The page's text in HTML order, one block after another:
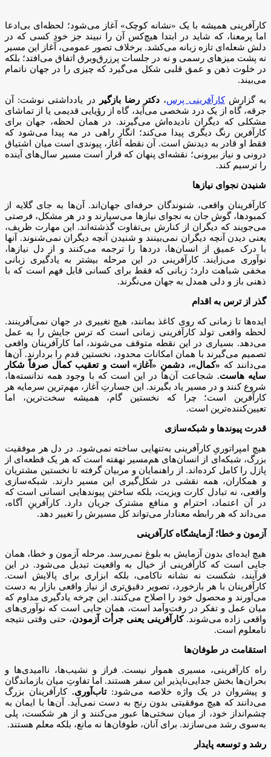
کارآفرینی همیشه با یک «نشانه کوچک» آغاز می‌شود؛ لحظه‌ای بی‌ادعا
اما پرمعنا، که شاید در ابتدا هیچ‌کس آن را نبیند جز خودِ کسی که در
دلش شعله‌ای تازه زبانه می‌کشد. برخلاف تصور عمومی، آغاز این مسیر
نه پشت میزهای رسمی و نه در جلسات پرزرق‌وبرق اتفاق می‌افتد؛ بلکه
در خلوت ذهن و عمق قلبی شکل می‌گیرد که چیزی را در جهان ناتمام
می‌بیند.
به گزارشکارآفرینی پرس، دکتر رضا بازگیر
در یادداشتی نوشت: آن
جرقه، گاه از یک درد شخصی می‌آید، گاه از رؤیایی قدیمی یا از تماشای
مشکلی که دیگران نادیده‌اش می‌گیرند. در همان لحظه، جهان برای
کارآفرین رنگ دیگری پیدا می‌کند؛ انگار راهی در مه پیدا می‌شود که
فقط او قادر به دیدنش است. آن نقطه آغاز، پیوندی است میان اشتیاق
درونی و نیاز بیرونی؛ نقشه‌ای پنهان که قرار است مسیر سال‌های آینده
را ترسیم کند.
شنیدن نجوای نیازها
کارآفرینان واقعی، شنوندگان حرفه‌ای جهان‌اند. آن‌ها به جای گلایه از
کمبودها، گوش جان به نجوای نیازها می‌سپارند و در هر مشکل، فرصتی
می‌جویند که دیگران از کنارش بی‌تفاوت گذشته‌اند. این مهارت ظریف،
یعنی دیدن آنچه دیگران نمی‌بینند و شنیدن آنچه دیگران نمی‌شنوند. آنها
با درک عمیق از انسان‌ها، دردها را ترجمه می‌کنند و از دل نیازها،
نوآوری می‌زایند. کارآفرینی در این مرحله بیشتر به یادگیری زبانی
مخفی شباهت دارد؛ زبانی که فقط برای کسانی قابل فهم است که با
ذهنی باز و دلی همدل به جهان می‌نگرند.
گذر از ترس به اقدام
ایده‌ها تا زمانی که روی کاغذ بمانند، هیچ تغییری در جهان نمی‌آفرینند.
لحظه‌ واقعی تولد کارآفرینی زمانی است که ترس جایش را به عمل
می‌دهد. بسیاری در این نقطه متوقف می‌شوند، اما کارآفرینان واقعی
تصمیم می‌گیرند با همان امکانات محدود، نخستین قدم را بردارند. آن‌ها
می‌دانند که «کمال»، دشمنِ «آغاز» است و تعقیب کمال صرفاً شکار
سایه هاست. شجاعت آن‌ها در این است که با وجود همه‌ ندانسته‌ها،
شروع کنند و در مسیر یاد بگیرند. این جسارتِ آغاز، مهم‌ترین سرمایه‌ هر
کارآفرین است؛ چرا که نخستین گام، همیشه سخت‌ترین، اما
تعیین‌کننده‌ترین است.
قدرت پیوندها و شبکه‌سازی
هیچ امپراتوریِ کارآفرینی به‌تنهایی ساخته نمی‌شود. در دل هر موفقیت
بزرگ، شبکه‌ای از انسان‌های هم‌مسیر نهفته است که هر یک قطعه‌ای از
پازل را کامل کرده‌اند. از راهنمایان و مربیان گرفته تا نخستین مشتریان
و همکاران، همه نقشی در شکل‌گیری این مسیر دارند. شبکه‌سازی
واقعی، نه تبادل کارت ویزیت، بلکه ساختن پیوندهایی انسانی است که
در آن اعتماد، احترام و منافع مشترک جریان دارد. کارآفرینِ آگاه،
می‌داند که هر رابطه‌ معنادار می‌تواند کل مسیرش را تغییر دهد.
آزمون و خطا؛ آزمایشگاه کارآفرینی
هیچ ایده‌ای بدون آزمایش به بلوغ نمی‌رسد. مرحله‌ آزمون و خطا، همان
جایی است که کارآفرینی از خیال به واقعیت تبدیل می‌شود. در این
فرآیند، شکست نه نشانه‌ ناکامی، بلکه ابزاری برای پالایش است.
کارآفرینان با هر بازخورد، تصویر دقیق‌تری از نیاز واقعی بازار به دست
می‌آورند و محصول خود را اصلاح می‌کنند. این چرخه‌ یادگیری مداوم که
میان عمل و تفکر در رفت‌وآمد است، همان جایی است که نوآوری‌های
واقعی زاده می‌شوند.کارآفرینی یعنی جرأت آزمودن، حتی وقتی نتیجه
نامعلوم است.
استقامت در طوفان‌ها
راه کارآفرینی، مسیری هموار نیست. فراز و نشیب‌ها، ناامیدی‌ها و
بحران‌ها بخش جدایی‌ناپذیر این سفر هستند. اما تفاوتِ میان بازماندگان
و پیشروان در یک واژه خلاصه می‌شود:تاب‌آوری. کارآفرینان بزرگ
می‌دانند که هیچ موفقیتی بدون رنج به دست نمی‌آید. آن‌ها با ایمان به
چشم‌انداز خود، از میان سختی‌ها عبور می‌کنند و از هر شکست، پلی
به‌سوی رشد می‌سازند. برای آنان، طوفان‌ها نه مانع، بلکه معلم‌ هستند.
رشد و توسعه پایدار